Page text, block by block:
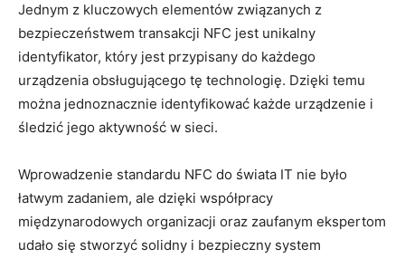
Jednym z kluczowych elementów związanych z
bezpieczeństwem transakcji NFC jest unikalny
identyfikator, który jest przypisany do każdego
urządzenia obsługującego tę technologię. Dzięki temu
można jednoznacznie identyfikować każde urządzenie i
śledzić jego aktywność w sieci.
Wprowadzenie standardu NFC do świata IT nie było
łatwym zadaniem, ale dzięki współpracy
międzynarodowych organizacji oraz zaufanym ekspertom
udało się stworzyć solidny i bezpieczny system